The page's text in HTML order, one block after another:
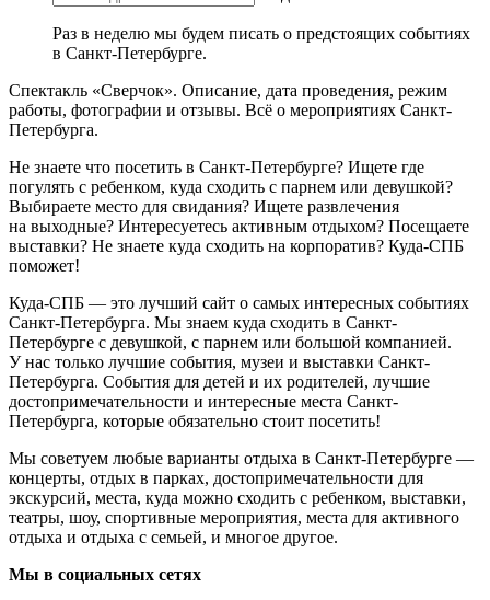
Раз в неделю мы будем писать о предстоящих событиях
в Санкт-Петербурге.
Спектакль «Сверчок». Описание, дата проведения, режим
работы, фотографии и отзывы. Всё о мероприятиях Санкт-
Петербурга.
Не знаете что посетить в Санкт-Петербурге? Ищете где
погулять с ребенком, куда сходить с парнем или девушкой?
Выбираете место для свидания? Ищете развлечения
на выходные? Интересуетесь активным отдыхом? Посещаете
выставки? Не знаете куда сходить на корпоратив? Куда-СПБ
поможет!
Куда-СПБ — это лучший сайт о самых интересных событиях
Санкт-Петербурга. Мы знаем куда сходить в Санкт-
Петербурге с девушкой, с парнем или большой компанией.
У нас только лучшие события, музеи и выставки Санкт-
Петербурга. События для детей и их родителей, лучшие
достопримечательности и интересные места Санкт-
Петербурга, которые обязательно стоит посетить!
Мы советуем любые варианты отдыха в Санкт-Петербурге —
концерты, отдых в парках, достопримечательности для
экскурсий, места, куда можно сходить с ребенком, выставки,
театры, шоу, спортивные мероприятия, места для активного
отдыха и отдыха с семьей, и многое другое.
Мы в социальных сетях